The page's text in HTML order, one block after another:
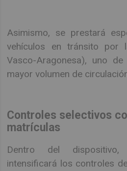
Asimismo, se prestará
vehículos en tránsito por
Vasco-Aragonesa), uno
mayor volumen de
Controles selectivos
matrículas
Dentro del
intensificará los controles